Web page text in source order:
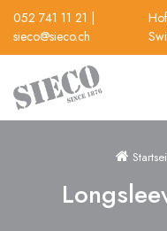
052 741 11 21
sieco@sieco.ch